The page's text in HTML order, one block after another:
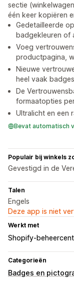
sectie
één keer kopiëren
Gedetailleerde
badgekleuren of
Voeg
productpagina,
Nieuwe
heel vaak
De
formaatopties
Ultralicht en een
Bevat automatisch
Populair bij winkels
Gevestigd in de
Talen
Engels
Deze app is niet
Werkt met
Shopify-
Categorieën
Badges en